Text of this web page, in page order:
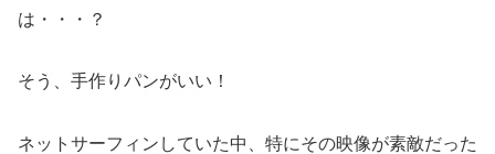
は・・・？
そう、手作りパンがいい！
ネットサーフィンしていた中、特にその映像が素敵だった